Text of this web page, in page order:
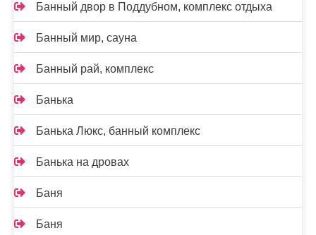
Банный двор в Поддубном, комплекс отдыха
Банный мир, сауна
Банный рай, комплекс
Банька
Банька Люкс, банный комплекс
Банька на дровах
Баня
Баня